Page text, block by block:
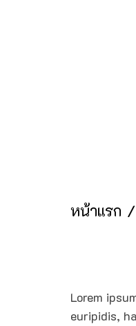
หน้าแรก
Lorem
euripidis,